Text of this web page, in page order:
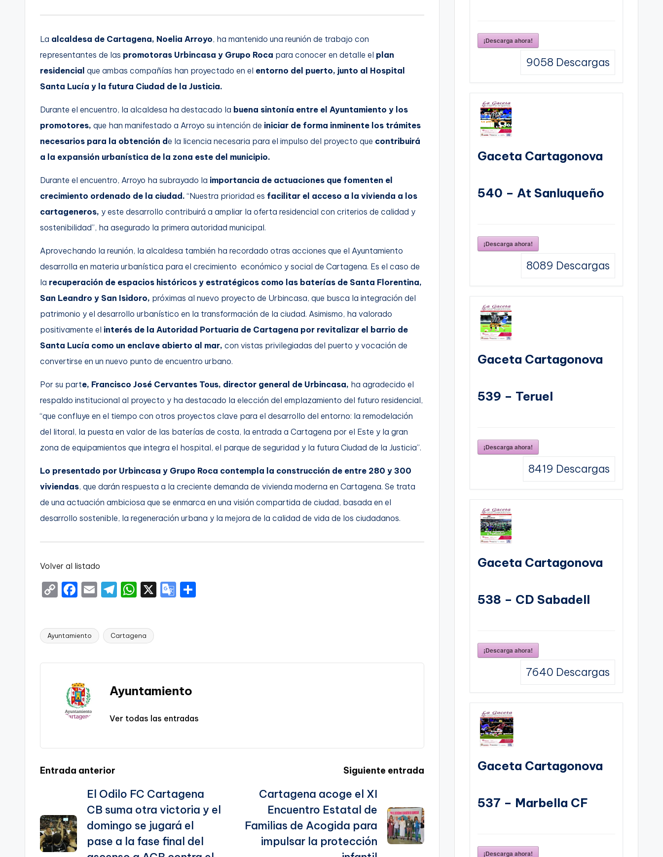
La alcaldesa de Cartagena, Noelia Arroyo, ha mantenido una reunión de trabajo con
representantes de las promotoras Urbincasa y Grupo Roca para conocer en detalle el plan
residencial que ambas compañías han proyectado en el entorno del puerto, junto al Hospital
Santa Lucía y la futura Ciudad de la Justicia.
Durante el encuentro, la alcaldesa ha destacado la buena sintonía entre el Ayuntamiento y los
promotores, que han manifestado a Arroyo su intención de iniciar de forma inminente los trámites
necesarios para la obtención de la licencia necesaria para el impulso del proyecto que contribuirá
a la expansión urbanística de la zona este del municipio.
Durante el encuentro, Arroyo ha subrayado la importancia de actuaciones que fomenten el
crecimiento ordenado de la ciudad. “Nuestra prioridad es facilitar el acceso a la vivienda a los
cartageneros, y este desarrollo contribuirá a ampliar la oferta residencial con criterios de calidad y
sostenibilidad”, ha asegurado la primera autoridad municipal.
Aprovechando la reunión, la alcaldesa también ha recordado otras acciones que el Ayuntamiento
desarrolla en materia urbanística para el crecimiento económico y social de Cartagena. Es el caso de
la recuperación de espacios históricos y estratégicos como las baterías de Santa Florentina,
San Leandro y San Isidoro, próximas al nuevo proyecto de Urbincasa, que busca la integración del
patrimonio y el desarrollo urbanístico en la transformación de la ciudad. Asimismo, ha valorado
positivamente el interés de la Autoridad Portuaria de Cartagena por revitalizar el barrio de
Santa Lucía como un enclave abierto al mar, con vistas privilegiadas del puerto y vocación de
convertirse en un nuevo punto de encuentro urbano.
Por su parte, Francisco José Cervantes Tous, director general de Urbincasa, ha agradecido el
respaldo institucional al proyecto y ha destacado la elección del emplazamiento del futuro residencial,
“que confluye en el tiempo con otros proyectos clave para el desarrollo del entorno: la remodelación
del litoral, la puesta en valor de las baterías de costa, la entrada a Cartagena por el Este y la gran
zona de equipamientos que integra el hospital, el parque de seguridad y la futura Ciudad de la Justicia”.
Lo presentado por Urbincasa y Grupo Roca contempla la construcción de entre 280 y 300
viviendas, que darán respuesta a la creciente demanda de vivienda moderna en Cartagena. Se trata
de una actuación ambiciosa que se enmarca en una visión compartida de ciudad, basada en el
desarrollo sostenible, la regeneración urbana y la mejora de la calidad de vida de los ciudadanos.
Volver al listado
C
y
n
F
e
o
o
k
E
l
T
gr
m
W
ts
p
p
X
G
Tr
a
n
sl
te
Etiquetas:
Ayuntamiento Cartagena
Ayuntamiento
Ver todas las entradas
Navegación
entradas
Entrada anterior
El Odilo FC Cartagena
CB suma otra victoria y el
domingo se jugará el
pase a la fase final del
Siguiente entrada
Cartagena acoge el XI
Encuentro Estatal de
Familias de Acogida para
impulsar la protección
¡Descarga ahora!
9058 Descargas
Gaceta Cartagonova
540 – At Sanluqueño
¡Descarga ahora!
8089 Descargas
Gaceta Cartagonova
539 – Teruel
¡Descarga ahora!
8419 Descargas
Gaceta Cartagonova
538 – CD Sabadell
¡Descarga ahora!
7640 Descargas
Gaceta Cartagonova
537 – Marbella CF
¡Descarga ahora!